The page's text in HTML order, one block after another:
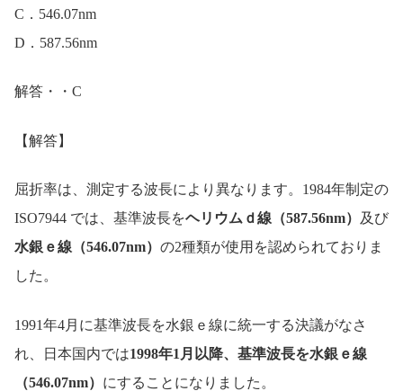
C．546.07nm
D．587.56nm
解答・・C
【解答】
屈折率は、測定する波長により異なります。1984年制定の
ISO7944 では、基準波長をヘリウムｄ線（587.56nm）
及び
水銀ｅ線（546.07nm） の2種類が使用を認められておりま
した。
1991年4月に基準波長を水銀ｅ線に統一する決議がなさ
れ、日本国内では1998年1月以降、基準波長を水銀ｅ線
（546.07nm） にすることになりました。